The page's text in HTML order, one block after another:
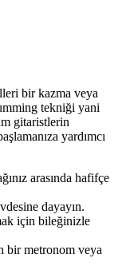
bir kazma veya
tekniği yani
gitaristlerin
yardımcı
arasında hafifçe
dayayın.
için bileğinizle
bir metronom veya